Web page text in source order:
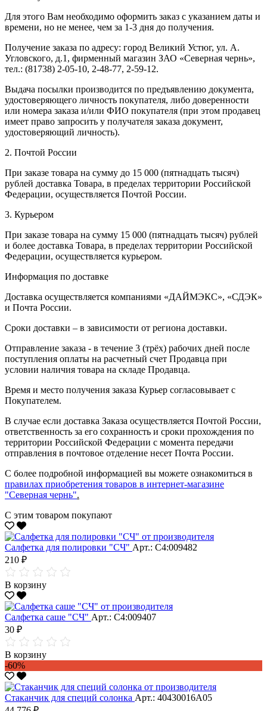
Для этого Вам необходимо оформить заказ с указанием даты и
времени, но не менее, чем за 1-3 дня до получения.
Получение заказа по адресу: город Великий Устюг, ул. А.
Угловского, д.1, фирменный магазин ЗАО «Северная чернь»,
тел.: (81738) 2-05-10, 2-48-77, 2-59-12.
Выдача посылки производится по предъявлению документа,
удостоверяющего личность покупателя, либо доверенности
или номера заказа и/или ФИО покупателя (при этом продавец
имеет право запросить у получателя заказа документ,
удостоверяющий личность).
2. Почтой России
При заказе товара на сумму до 15 000 (пятнадцать тысяч)
рублей доставка Товара, в пределах территории Российской
Федерации, осуществляется Почтой России.
3. Курьером
При заказе товара на сумму 15 000 (пятнадцать тысяч) рублей
и более доставка Товара, в пределах территории Российской
Федерации, осуществляется курьером.
Информация по доставке
Доставка осуществляется компаниями «ДАЙМЭКС», «СДЭК»
и Почта России.
Сроки доставки – в зависимости от региона доставки.
Отправление заказа - в течение 3 (трёх) рабочих дней после
поступления оплаты на расчетный счет Продавца при
условии наличия товара на складе Продавца.
Время и место получения заказа Курьер согласовывает с
Покупателем.
В случае если доставка Заказа осуществляется Почтой России,
ответственность за его сохранность и сроки прохождения по
территории Российской Федерации с момента передачи
отправления в почтовое отделение несет Почта России.
С более подробной информацией вы можете ознакомиться в
правилах приобретения товаров в интернет-магазине
"Северная чернь".
С этим товаром покупают
Салфетка для полировки "CЧ" Арт.: С4:009482
210 ₽
В корзину
Салфетка саше "CЧ" Арт.: С4:009407
30 ₽
В корзину
-60%
Стаканчик для специй солонка Арт.: 40430016А05